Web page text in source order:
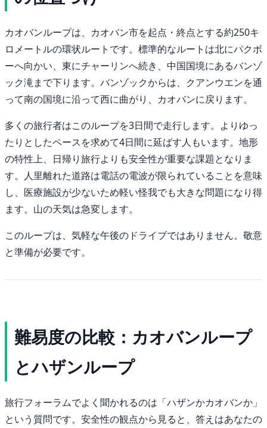
カオバンループは、カオバン市を起点・終点とする約250キ
ロメートルの環状ルートです。標準的なルートは北にパクボ
ーへ向かい、東にチャーリンへ続き、中国国境にあるバンゾ
ック滝まで下ります。バンゾックからは、クアンウエンを通
って南の国境に沿って西に曲がり、カオバンに戻ります。
多くの旅行者はこのループを3日間で走行します。よりゆっ
たりとしたペースを求めて4日間に延ばす人もいます。地形
の特性上、日帰り旅行よりも安全性が重要な課題となりま
す。人里離れた道路は電話の電波が限られていることを意味
し、医療施設が少ないため軽い怪我でも大きな問題になり得
ます。山の天気は急変します。
このループは、気軽な午後のドライブではありません。敬意
と準備が必要です。
難易度の比較：カオバンループ
とハザンループ
旅行フォーラムでよく聞かれるのは「ハザンかカオバンか」
という質問です。安全性の観点から見ると、答えはあなたの